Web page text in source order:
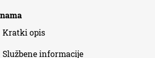
Kratki opis
Službene informacije